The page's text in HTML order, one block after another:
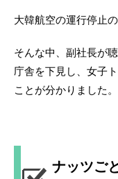
大韓航空の運行停止
そんな中、副社長が
庁舎を下見し、女子
ことが分かりました。
ナッツご